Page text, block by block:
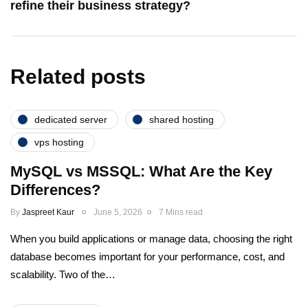
refine their business strategy?
Related posts
dedicated server shared hosting
vps hosting
MySQL vs MSSQL: What Are the Key
Differences?
By Jaspreet Kaur June 5, 2026 7 Mins read
When you build applications or manage data, choosing the right
database becomes important for your performance, cost, and
scalability. Two of the…